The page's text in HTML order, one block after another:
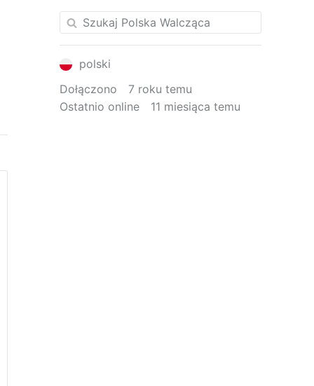
polski
Dołączono
7 roku temu
Ostatnio online
11 miesiąca temu